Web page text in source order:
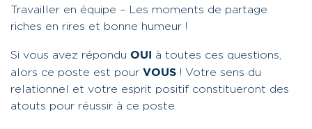
Travailler en équipe – Les moments de partage
riches en rires et bonne humeur !
Si vous avez répondu OUI à toutes ces questions,
alors ce poste est pour VOUS ! Votre sens du
relationnel et votre esprit positif constitueront des
atouts pour réussir à ce poste.